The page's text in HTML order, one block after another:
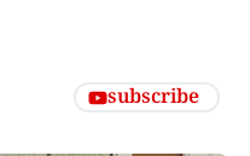
subscribe